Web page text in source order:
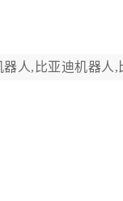
人,比亚迪机器